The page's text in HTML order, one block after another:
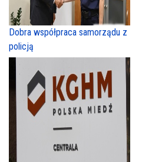
Dobra współpraca samorządu z
policją